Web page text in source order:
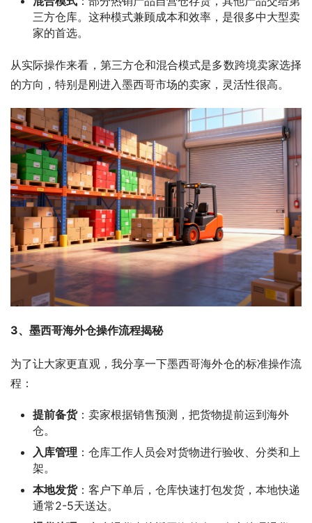
三方仓库。这种模式兼顾成本和效率，是很多中大型卖
家的首选。
从实际操作来看，第三方仓和混合模式是多数跨境卖家选择
的方向，特别是刚进入墨西哥市场的卖家，灵活性很高。
3、墨西哥海外仓操作流程揭秘
为了让大家更直观，我分享一下墨西哥海外仓的标准操作流
程：
提前备货：卖家根据销售预测，把货物提前运到海外
仓。
入库管理 ：仓库工作人员会对货物进行验收、分类和上
架。
本地发货：客户下单后，仓库快速打包发货，本地快递
通常2-5天送达。